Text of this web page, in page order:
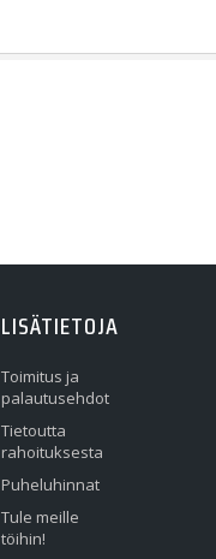
LISÄTIETOJA
Toimitus ja
palautusehdot
Tietoutta
rahoituksesta
Puheluhinnat
Tule meille
töihin!